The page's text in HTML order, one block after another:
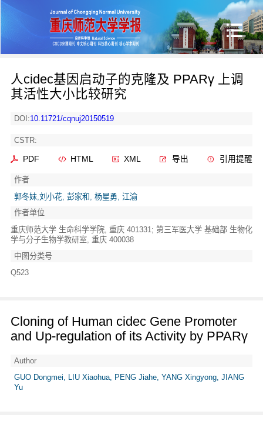
人cidec基因启动子的克隆及 PPARγ 上调
其活性大小比较研究
DOI:10.11721/cqnuj20150519
CSTR:
PDF HTML XML 导出 引用提醒
作者
郭冬妹,刘小花, 彭家和, 杨星勇, 江渝
作者单位
重庆师范大学 生命科学学院, 重庆 401331; 第三军医大学 基础部 生物化
学与分子生物学教研室, 重庆 400038
中图分类号
Q523
Cloning of Human cidec Gene Promoter
and Up-regulation of its Activity by PPARγ
Author
GUO Dongmei, LIU Xiaohua, PENG Jiahe, YANG Xingyong, JIANG
Yu